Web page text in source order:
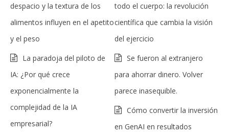
despacio y la textura de los
alimentos influyen en el apetito
y el peso
todo el cuerpo: la revolución
científica que cambia la visión
del ejercicio
La paradoja del piloto de
IA: ¿Por qué crece
exponencialmente la
complejidad de la IA
empresarial?
Se fueron al extranjero
para ahorrar dinero. Volver
parece inasequible.
Cómo convertir la inversión
en GenAI en resultados